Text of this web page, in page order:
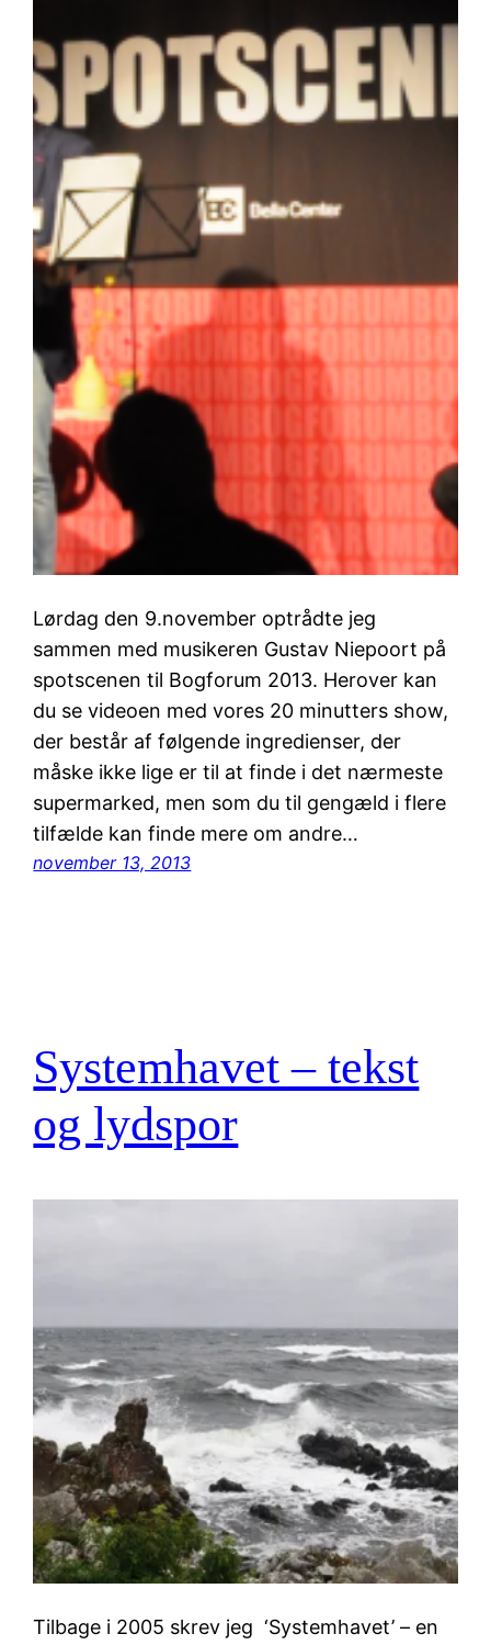
Lørdag den 9.november optrådte jeg
sammen med musikeren Gustav Niepoort på
spotscenen til Bogforum 2013. Herover kan
du se videoen med vores 20 minutters show,
der består af følgende ingredienser, der
måske ikke lige er til at finde i det nærmeste
supermarked, men som du til gengæld i flere
tilfælde kan finde mere om andre…
november 13, 2013
Systemhavet – tekst
og lydspor
Tilbage i 2005 skrev jeg ‘Systemhavet’ – en